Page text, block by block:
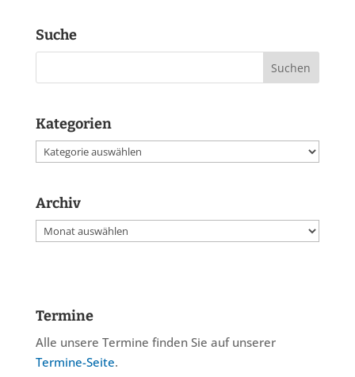
Suche
Kategorien
Kategorien
Archiv
Archiv
Termine
Alle unsere Termine finden Sie auf unserer
Termine-Seite.